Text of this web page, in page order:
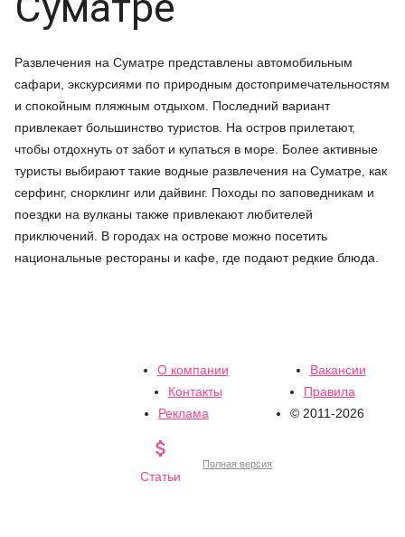
Развлечения на Суматре представлены автомобильным
сафари, экскурсиями по природным достопримечательностям
и спокойным пляжным отдыхом. Последний вариант
привлекает большинство туристов. На остров прилетают,
чтобы отдохнуть от забот и купаться в море. Более активные
туристы выбирают такие водные развлечения на Суматре, как
серфинг, снорклинг или дайвинг. Походы по заповедникам и
поездки на вулканы также привлекают любителей
приключений. В городах на острове можно посетить
национальные рестораны и кафе, где подают редкие блюда.
О компании
Вакансии
Контакты
Правила
Реклама
© 2011-2026

Статьи
Полная версия